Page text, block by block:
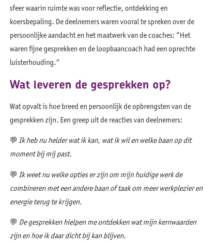
sfeer waarin ruimte was voor reflectie, ontdekking en
koersbepaling. De deelnemers waren vooral te spreken over de
persoonlijke aandacht en het maatwerk van de coaches: “Het
waren fijne gesprekken en de loopbaancoach had een oprechte
luisterhouding.”
Wat leveren de gesprekken op?
Wat opvalt is hoe breed en persoonlijk de opbrengsten van de
gesprekken zijn. Een greep uit de reacties van deelnemers:
💬 Ik heb nu helder wat ik kan, wat ik wil en welke baan op dit
moment bij mij past.
💬 Ik weet nu welke opties er zijn om mijn huidige werk de
combineren met een andere baan of taak om meer werkplezier en
energie terug te krijgen.
💬 De gesprekken hielpen me ontdekken wat mijn kernwaarden
zijn en hoe ik daar dicht bij kan blijven.